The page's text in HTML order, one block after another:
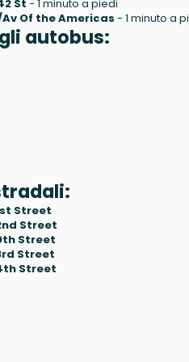
St - 1 minuto a piedi
Of the Americas - 1 minuto a
autobus:
Street
Street
Street
Street
Street